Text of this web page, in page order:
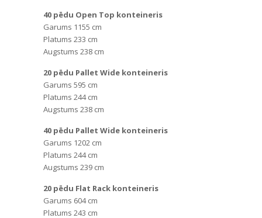
40 pēdu Open Top konteineris
Garums 1155 cm
Platums 233 cm
Augstums 238 cm
20 pēdu Pallet Wide konteineris
Garums 595 cm
Platums 244 cm
Augstums 238 cm
40 pēdu Pallet Wide konteineris
Garums 1202 cm
Platums 244 cm
Augstums 239 cm
20 pēdu Flat Rack konteineris
Garums 604 cm
Platums 243 cm